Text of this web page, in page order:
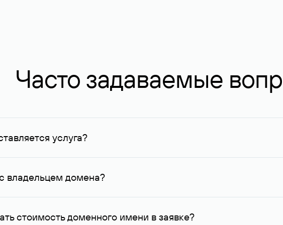
Часто задаваемые
услуга?
в Руцентре и у других регистраторов. Для доменов,
владельцем домена?
его контактные данные, доступные Руцентру.
стоимость доменного имени в заявке?